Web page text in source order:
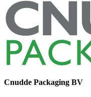
Cnudde Packaging BV